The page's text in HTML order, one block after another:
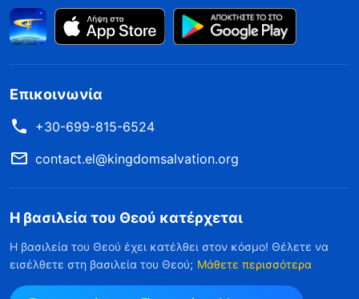
Επικοινωνία
+30-699-815-6524
contact.el@kingdomsalvation.org
Η βασιλεία του Θεού κατέρχεται
Η βασιλεία του Θεού έχει κατέλθει στον κόσμο! Θέλετε να
εισέλθετε στη βασιλεία του Θεού; Μάθετε περισσότερα